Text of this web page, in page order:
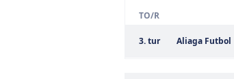
TO/R
3. tur Aliaga Futbol